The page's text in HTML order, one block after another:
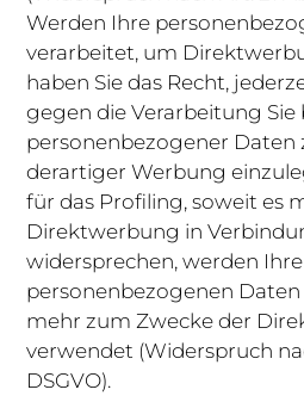
Werden Ihre
verarbeitet, um
haben Sie das Recht,
gegen die Verarbeitung
personenbezogener Daten
derartiger Werbung
für das Profiling, soweit es
Direktwerbung in
widersprechen, werden Ihre
personenbezogenen
mehr zum Zwecke der
verwendet (Widerspruch
DSGVO).